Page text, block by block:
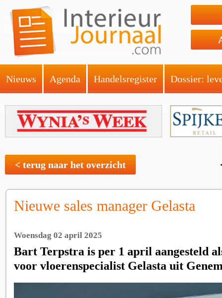
Nieuws Agenda Handelsregister Dossier:
< terug naar het overzicht
Nieuwe sales manager Gelasta
Woensdag 02 april 2025
Bart Terpstra is per 1 april aangesteld
voor vloerenspecialist Gelasta uit